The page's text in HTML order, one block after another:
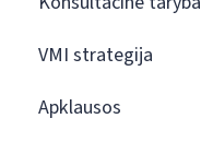
VMI strategija
Apklausos